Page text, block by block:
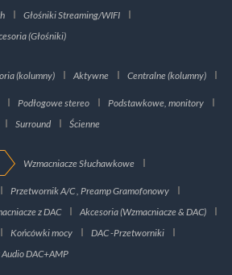
Głośniki Streaming/WIFI
(Głośniki)
(kolumny) Aktywne Centralne (kolumny)
Podłogowe stereo
Podstawkowe, monitory
Surround Ścienne
Wzmacniacze Słuchawkowe
Przetwornik A/C , Preamp Gramofonowy
z DAC
Akcesoria (Wzmacniacze & DAC)
Końcówki mocy
DAC -Przetworniki
DAC+AMP